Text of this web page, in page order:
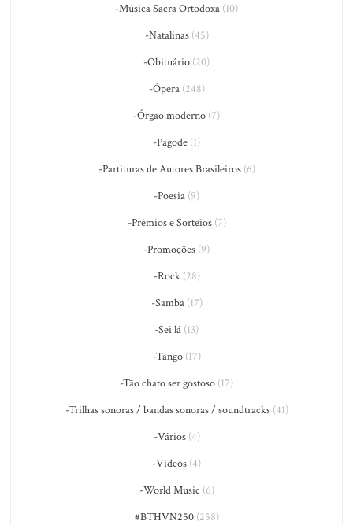
-Música Sacra Ortodoxa (10)
-Natalinas(45)
-Obituário (20)
-Ópera(248)
-Órgão moderno (7)
-Pagode (1)
-Partituras de Autores Brasileiros(6)
-Poesia (9)
-Prêmios e Sorteios(7)
-Promoções (9)
-Rock(28)
-Samba(17)
-Sei lá (13)
-Tango(17)
-Tão chato ser gostoso (17)
-Trilhas sonoras / bandas sonoras / soundtracks(41)
-Vários(4)
-Vídeos (4)
-World Music (6)
#BTHVN250(258)